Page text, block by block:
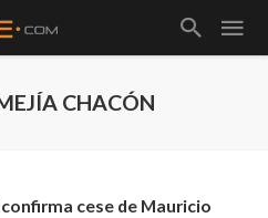
CHACÓN
confirma cese de Mauricio